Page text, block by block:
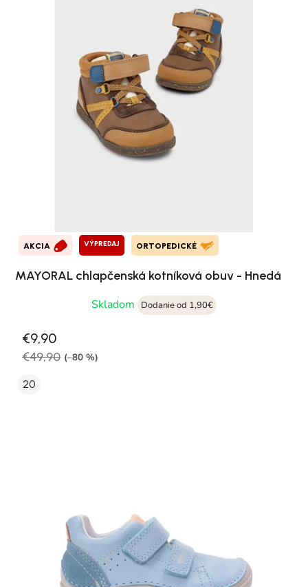
AKCIA VÝPREDAJ ORTOPEDICKÉ
MAYORAL chlapčenská kotníková obuv - Hnedá
Skladom
Dodanie od 1,90€
€9,90
€49,90 (–80 %)
20